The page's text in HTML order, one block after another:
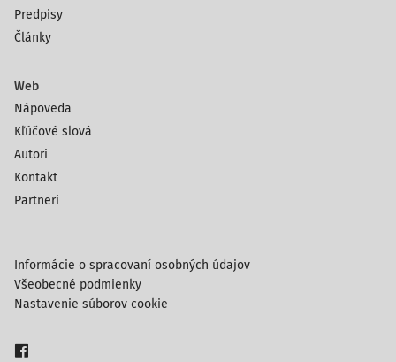
Predpisy
Články
Web
Nápoveda
Kľúčové slová
Autori
Kontakt
Partneri
Informácie o spracovaní osobných údajov
Všeobecné podmienky
Nastavenie súborov cookie